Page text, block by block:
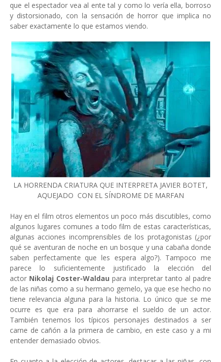
que el espectador vea al ente tal y como lo vería ella, borroso
y distorsionado, con la sensación de horror que implica no
saber exactamente lo que estamos viendo.
LA HORRENDA CRIATURA QUE INTERPRETA JAVIER BOTET,
AQUEJADO CON EL SÍNDROME DE MARFAN
Hay en el film otros elementos un poco más discutibles, como
algunos lugares comunes a todo film de estas características,
algunas acciones incomprensibles de los protagonistas (¿por
qué se aventuran de noche en un bosque y una cabaña donde
saben perfectamente que les espera algo?). Tampoco me
parece lo suficientemente justificado la elección del
actor Nikolaj Coster-Waldau para interpretar tanto al padre
de las niñas como a su hermano gemelo, ya que ese hecho no
tiene relevancia alguna para la historia. Lo único que se me
ocurre es que era para ahorrarse el sueldo de un actor.
También tenemos los típicos personajes destinados a ser
carne de cañón a la primera de cambio, en este caso y a mi
entender demasiado obvios.